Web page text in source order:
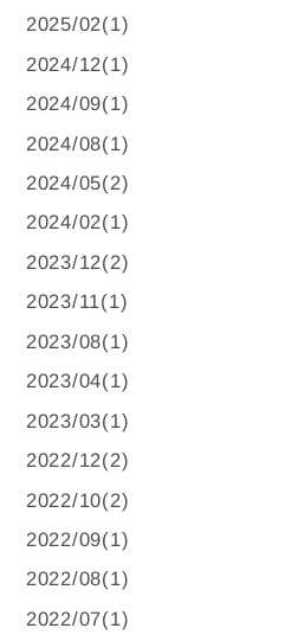
2025/02(1)
2024/12(1)
2024/09(1)
2024/08(1)
2024/05(2)
2024/02(1)
2023/12(2)
2023/11(1)
2023/08(1)
2023/04(1)
2023/03(1)
2022/12(2)
2022/10(2)
2022/09(1)
2022/08(1)
2022/07(1)